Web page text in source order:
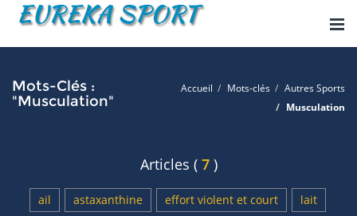
Mots-Clés :
"Musculation"
Accueil Mots-clés
Autres Sports
Musculation
Articles ( 7)
ail astaxanthine effort violent et court
lait